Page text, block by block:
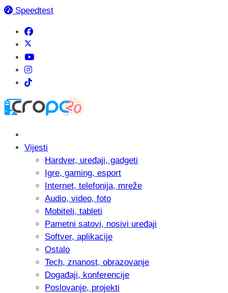
Speedtest
Vijesti
Hardver, uređaji, gadgeti
Igre, gaming, esport
Internet, telefonija, mreže
Audio, video, foto
Mobiteli, tableti
Pametni satovi, nosivi uređaji
Softver, aplikacije
Ostalo
Tech, znanost, obrazovanje
Događaji, konferencije
Poslovanje, projekti